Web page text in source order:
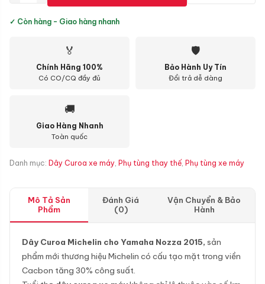
✓ Còn hàng - Giao hàng nhanh
🏅
Chính Hãng 100%
Có CO/CQ đầy đủ
🛡
Bảo Hành Uy Tín
Đổi trả dễ dàng
🚚
Giao Hàng Nhanh
Toàn quốc
Danh mục: Dây Curoa xe máy, Phụ tùng thay thế, Phụ tùng xe máy
Mô Tả Sản
Phẩm
Đánh Giá
(0)
Vận Chuyển & Bảo
Hành
Dây Curoa Michelin cho Yamaha Nozza 2015, sản
phẩm mới thương hiệu Michelin có cấu tạo mặt trong viền
Cacbon tăng 30% công suất.